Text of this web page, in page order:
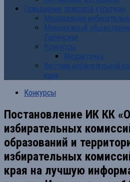
Повышение правовой культуры
Молодежная
Молодежный
Лабинская
Конкурсы
Медиаточка
Вестник избирательной
края
Конкурсы
Постановление ИК КК
избирательных
образований и
избирательных
края на лучшую